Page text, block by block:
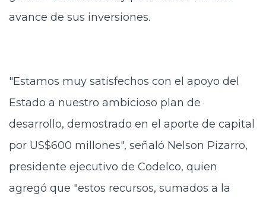
avance de sus inversiones.
"Estamos muy satisfechos con el apoyo del
Estado a nuestro ambicioso plan de
desarrollo, demostrado en el aporte de capital
por US$600 millones", señaló Nelson Pizarro,
presidente ejecutivo de Codelco, quien
agregó que "estos recursos, sumados a la